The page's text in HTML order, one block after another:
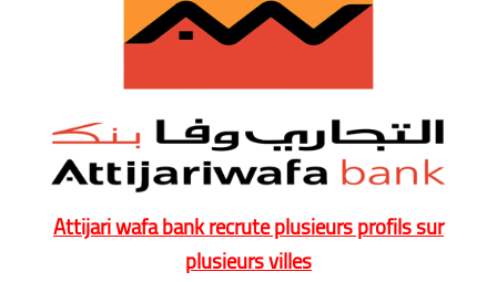
Attijari wafa bank recrute plusieurs profils sur
plusieurs villes